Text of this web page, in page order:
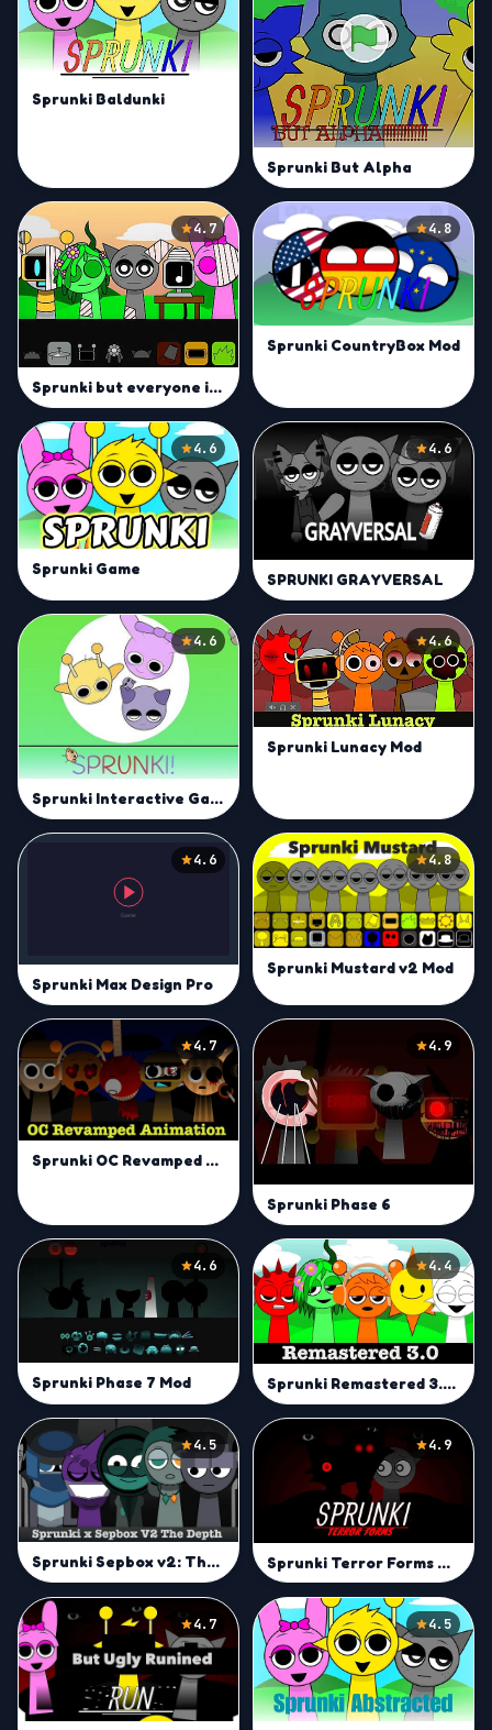
Sprunki Baldunki
Sprunki But Alpha
4.7
Sprunki but everyone is alive
4.8
Sprunki CountryBox Mod
4.6
Sprunki Game
4.6
SPRUNKI GRAYVERSAL
4.6
Sprunki Interactive Game
4.6
Sprunki Lunacy Mod
4.6
Sprunki Max Design Pro
4.8
Sprunki Mustard v2 Mod
4.7
Sprunki OC Revamped Mod
4.9
Sprunki Phase 6
4.6
Sprunki Phase 7 Mod
4.4
Sprunki Remastered 3.0 Mod
4.5
Sprunki Sepbox v2: The Depth
4.9
Sprunki Terror Forms Mod
4.7 4.5